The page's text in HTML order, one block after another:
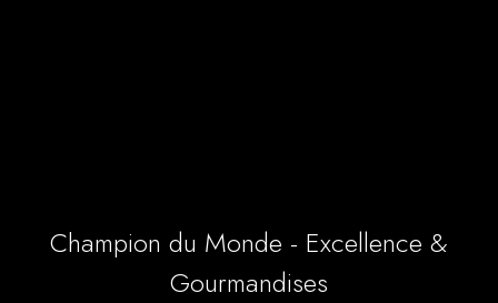
Champion du Monde - Excellence &
Gourmandises